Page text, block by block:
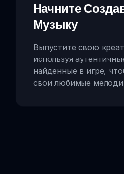
Начните
Музыку
Выпустите свою
используя
найденные в игре,
свои любимые